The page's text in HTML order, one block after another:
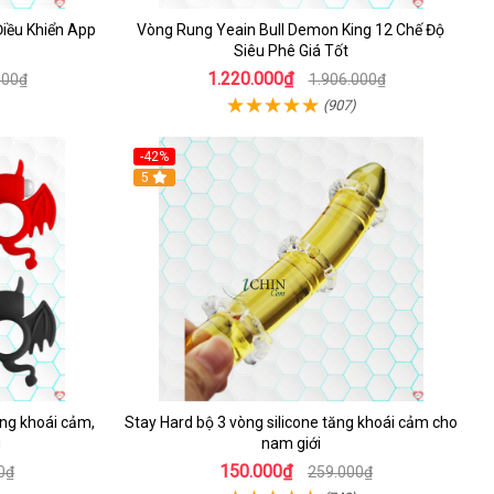
Khiển App
Vòng Rung Yeain Bull Demon King 12 Chế Độ
Siêu Phê Giá Tốt
1.220.000₫ 1.906.000₫
(907)
khoái cảm,
-42%
5
Stay Hard bộ 3 vòng silicone tăng khoái cảm cho
nam giới
150.000₫ 259.000₫